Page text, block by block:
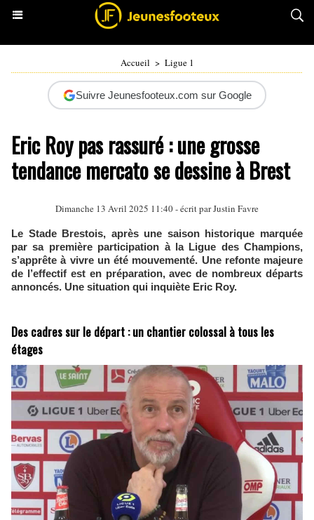
Accueil > Ligue 1
Suivre Jeunesfooteux.com sur Google
Eric Roy pas rassuré : une grosse
tendance mercato se dessine à Brest
Dimanche 13 Avril 2025 11:40 - écrit parJustin Favre
Le Stade Brestois, après une saison historique marquée
par sa première participation à la Ligue des Champions,
s’apprête à vivre un été mouvementé. Une refonte majeure
de l’effectif est en préparation, avec de nombreux départs
annoncés. Une situation qui inquiète Eric Roy.
Des cadres sur le départ : un chantier colossal à tous les
étages